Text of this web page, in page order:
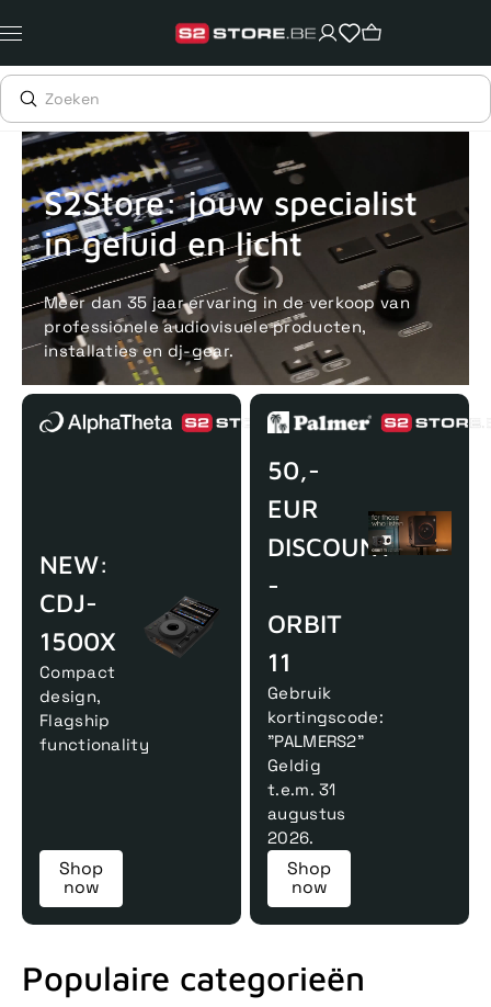
naar
content
Voor 15uur besteld, zelfde dag verstuurd Echte winkel +35
S2Store: jouw specialist
in geluid en licht
Meer dan 35 jaar ervaring in de verkoop van
professionele audiovisuele producten,
installaties en dj-gear.
NEW:
CDJ-
1500X
Compact
design,
Flagship
functionality
Shop
now
50,-
EUR
DISCOUNT
-
ORBIT
11
Gebruik
kortingscode:
"PALMERS2"
Geldig
t.e.m. 31
augustus
2026.
Shop
now
Populaire categorieën